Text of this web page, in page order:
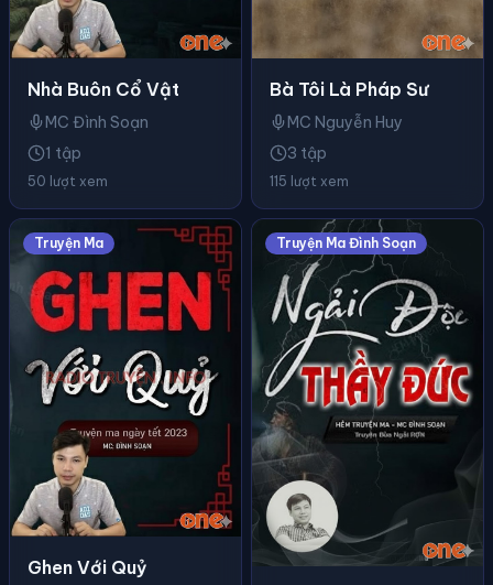
Nhà Buôn Cổ Vật
MC Đình Soạn
1 tập
50 lượt xem
Bà Tôi Là Pháp Sư
MC Nguyễn Huy
3 tập
115 lượt xem
Truyện Ma
Ghen Với Quỷ
Truyện Ma Đình Soạn